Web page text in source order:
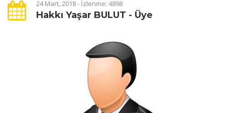
24 Mart, 2018 - İzlenme: 4898
Hakkı Yaşar BULUT - Üye